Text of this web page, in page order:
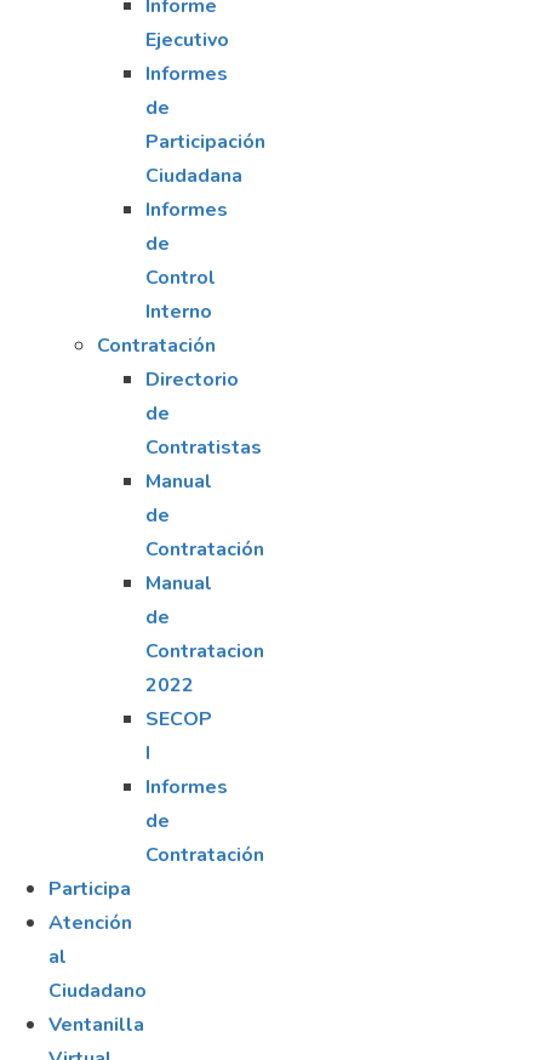
Informe
Ejecutivo
Informes
de
Participación
Ciudadana
Informes
de
Control
Interno
Contratación
Directorio
de
Contratistas
Manual
de
Contratación
Manual
de
Contratacion
2022
SECOP
I
Informes
de
Contratación
Participa
Atención
al
Ciudadano
Ventanilla